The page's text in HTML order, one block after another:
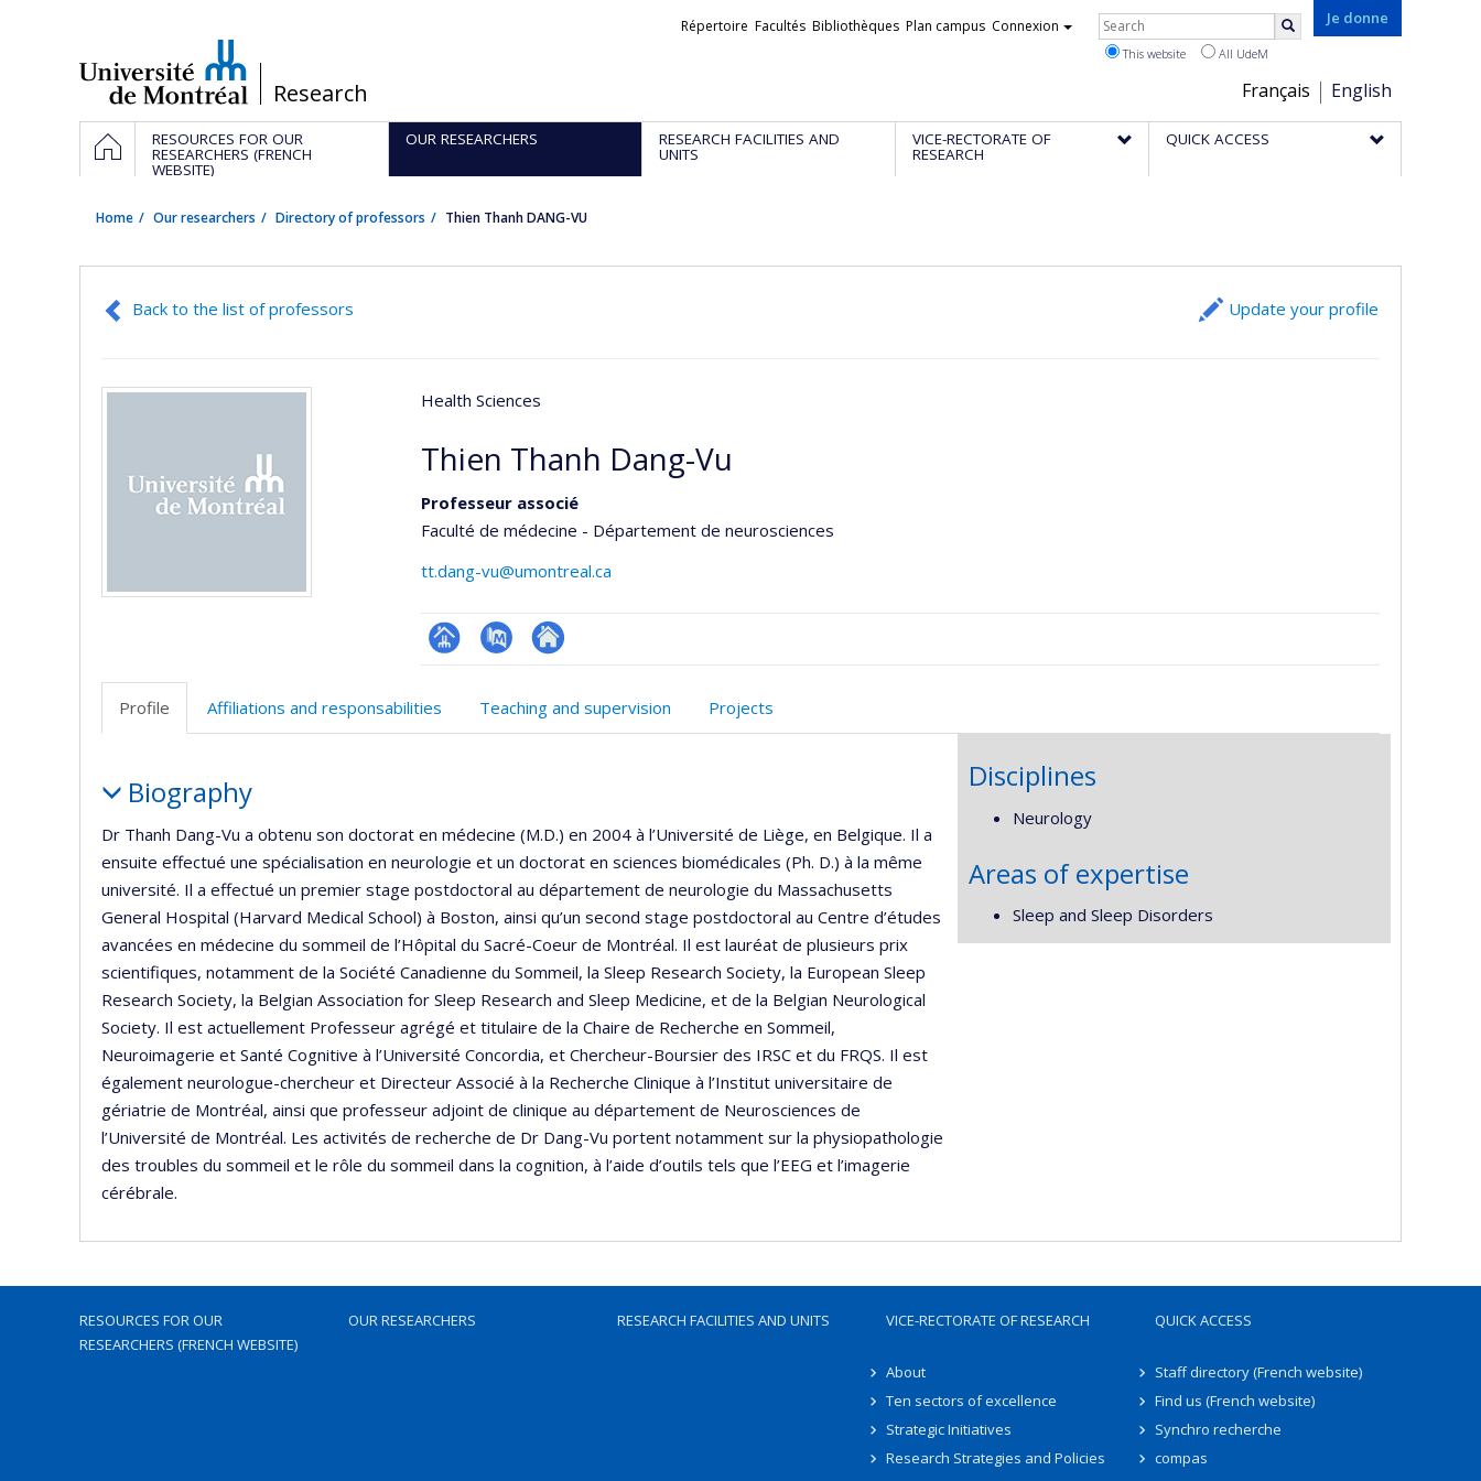
/Research
Je donne
Choix
de
la
Français English
Liens
Répertoire Facultés Bibliothèques Plan campus Connexion Rechercher
This website All UdeM
Navigation
principale
HOMERESOURCES FOR OUR
RESEARCHERS (FRENCH
WEBSITE)
OUR RESEARCHERS RESEARCH FACILITIES AND
UNITS
VICE-RECTORATE OF
RESEARCH
QUICK ACCESS
Home Our researchers Directory of professors Thien Thanh DANG-VU
Back to the list of professors Update your profile
Health Sciences
Thien Thanh Dang-Vu
Professeur associé
Faculté de médecine - Département de neurosciences
tt.dang-vu@umontreal.ca
Page
(faculté,département,école)
PubMedAutre
web
Profile Affiliations and responsabilities Teaching and supervision Projects
Biography
Dr Thanh Dang-Vu a obtenu son doctorat en médecine (M.D.) en 2004 à l’Université de Liège, en Belgique. Il a
ensuite effectué une spécialisation en neurologie et un doctorat en sciences biomédicales (Ph. D.) à la même
université. Il a effectué un premier stage postdoctoral au département de neurologie du Massachusetts
General Hospital (Harvard Medical School) à Boston, ainsi qu’un second stage postdoctoral au Centre d’études
avancées en médecine du sommeil de l’Hôpital du Sacré-Coeur de Montréal. Il est lauréat de plusieurs prix
scientifiques, notamment de la Société Canadienne du Sommeil, la Sleep Research Society, la European Sleep
Research Society, la Belgian Association for Sleep Research and Sleep Medicine, et de la Belgian Neurological
Society. Il est actuellement Professeur agrégé et titulaire de la Chaire de Recherche en Sommeil,
Neuroimagerie et Santé Cognitive à l’Université Concordia, et Chercheur-Boursier des IRSC et du FRQS. Il est
également neurologue-chercheur et Directeur Associé à la Recherche Clinique à l’Institut universitaire de
gériatrie de Montréal, ainsi que professeur adjoint de clinique au département de Neurosciences de
l’Université de Montréal. Les activités de recherche de Dr Dang-Vu portent notamment sur la physiopathologie
des troubles du sommeil et le rôle du sommeil dans la cognition, à l’aide d’outils tels que l’EEG et l’imagerie
cérébrale.
Disciplines
Neurology
Areas of expertise
Sleep and Sleep Disorders
RESOURCES FOR OUR
RESEARCHERS (FRENCH WEBSITE)
OUR RESEARCHERS RESEARCH FACILITIES AND UNITS VICE-RECTORATE OF RESEARCH
About
Ten sectors of excellence
Strategic Initiatives
Research Strategies and Policies
QUICK ACCESS
Staff directory (French website)
Find us (French website)
Synchro recherche
compas